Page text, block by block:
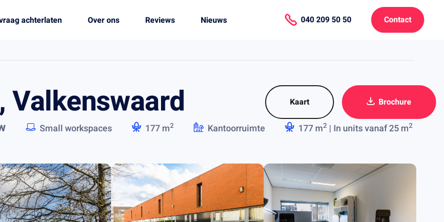
achterlaten Over ons Reviews Nieuws 040 209 50 50 Contact
Kaart Brochure
Small workspaces 177 m2 Kantoorruimte 177 m2 | In units vanaf 25 m2
. .